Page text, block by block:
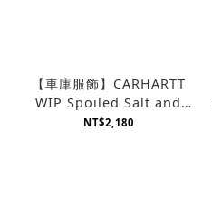
【車庫服飾】CARHARTT
WIP Spoiled Salt and
Pepper Shakers
NT$2,180